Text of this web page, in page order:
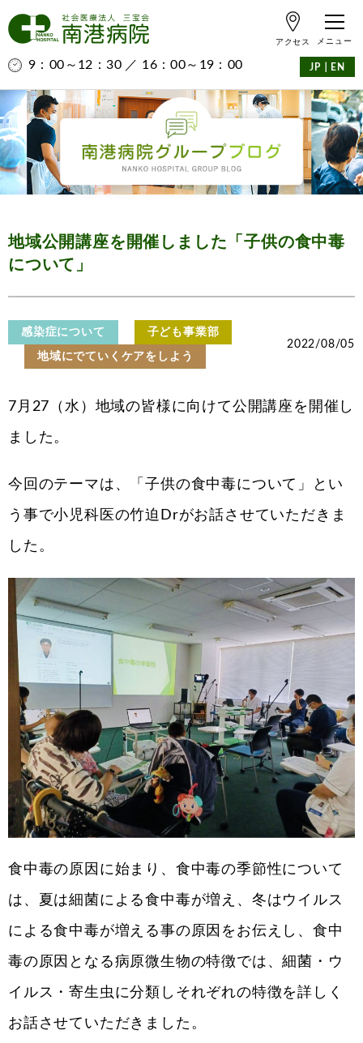
9：00～12：30 ／ 16：00～19：00
アクセス
JP EN
地域公開講座を開催しました「子供の食中毒
について」
感染症について 子ども事業部
地域にでていくケアをしよう
2022/08/05
7月27（水）地域の皆様に向けて公開講座を開催し
ました。
今回のテーマは、「子供の食中毒について」とい
う事で小児科医の竹迫Drがお話させていただきま
した。
食中毒の原因に始まり、食中毒の季節性について
は、夏は細菌による食中毒が増え、冬はウイルス
による食中毒が増える事の原因をお伝えし、食中
毒の原因となる病原微生物の特徴では、細菌・ウ
イルス・寄生虫に分類しそれぞれの特徴を詳しく
お話させていただきました。